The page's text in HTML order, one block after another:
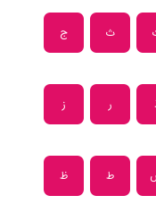
ث ج
ر ز
ط ظ